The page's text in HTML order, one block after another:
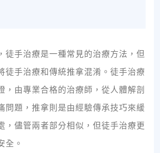
徒手治療是一種常見的治療方法，但
徒手治療和傳統推拿混淆。徒手治療
，由專業合格的治療師，從人體解剖
問題，推拿則是由經驗傳承技巧來緩
，儘管兩者部分相似，但徒手治療更
全。